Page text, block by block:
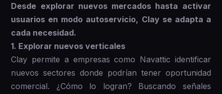
Desde explorar nuevos mercados hasta activar
usuarios en modo autoservicio, Clay se adapta a
cada necesidad.
1. Explorar nuevos verticales
Clay permite a empresas como Navattic identificar
nuevos sectores donde podrían tener oportunidad
comercial. ¿Cómo lo logran? Buscando señales